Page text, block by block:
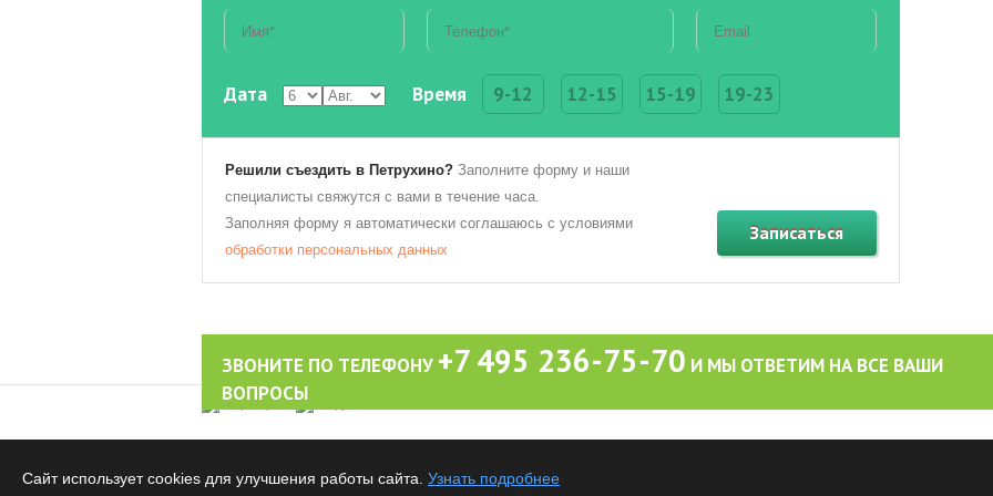
Дата Время 9-12 12-15 15-19 19-23
Решили съездить в Петрухино? Заполните форму и наши
специалисты свяжутся с вами в течение часа.
Заполняя форму я автоматически соглашаюсь с условиями
обработки персональных данных
ЗВОНИТЕ ПО ТЕЛЕФОНУ +7 495 236-75-70 И МЫ ОТВЕТИМ НА ВСЕ ВАШИ
ВОПРОСЫ
Все материалы данного сайта являются объектами авторского права. Запрещается копирование, распространение или любое иное
Сайт использует cookies для улучшения работы сайта. Узнать подробнее